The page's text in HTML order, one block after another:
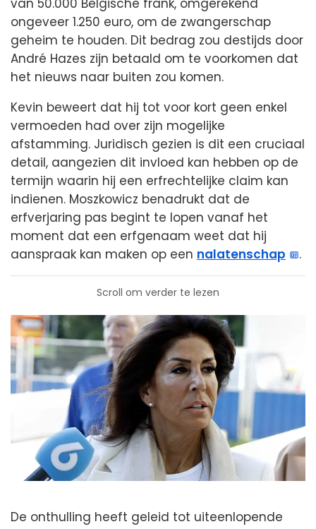
ongeveer 1.250 euro, om de zwangerschap
geheim te houden. Dit bedrag zou destijds door
André Hazes zijn betaald om te voorkomen dat
het nieuws naar buiten zou komen.
Kevin beweert dat hij tot voor kort geen enkel
vermoeden had over zijn mogelijke
afstamming. Juridisch gezien is dit een cruciaal
detail, aangezien dit invloed kan hebben op de
termijn waarin hij een erfrechtelijke claim kan
indienen. Moszkowicz benadrukt dat de
erfverjaring pas begint te lopen vanaf het
moment dat een erfgenaam weet dat hij
aanspraak kan maken op een nalatenschap .
Scroll om verder te lezen
De onthulling heeft geleid tot uiteenlopende